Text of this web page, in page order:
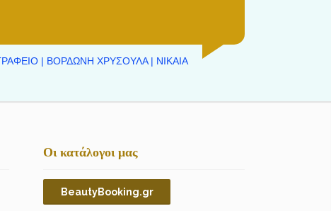
| ΒΟΡΔΩΝΗ ΧΡΥΣΟΥΛΑ | ΝΙΚΑΙΑ
Οι κατάλογοι μας
BeautyBooking.gr